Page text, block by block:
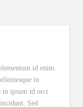
id enim.
in
in ipsum id orci
Sed